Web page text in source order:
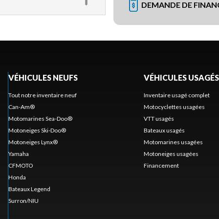
DEMANDE DE
VÉHICULES NEUFS
Tout notre inventaire neuf
Can-Am®
Motomarines Sea-Doo®
Motoneiges Ski-Doo®
Motoneiges Lynx®
Yamaha
CFMOTO
Honda
Bateaux Legend
Surron/NIU
VÉHICULES USAGÉS
Inventaire usagé complet
Motocyclettes usagées
VTT usagés
Bateaux usagés
Motomarines usagées
Motoneiges usagées
Financement